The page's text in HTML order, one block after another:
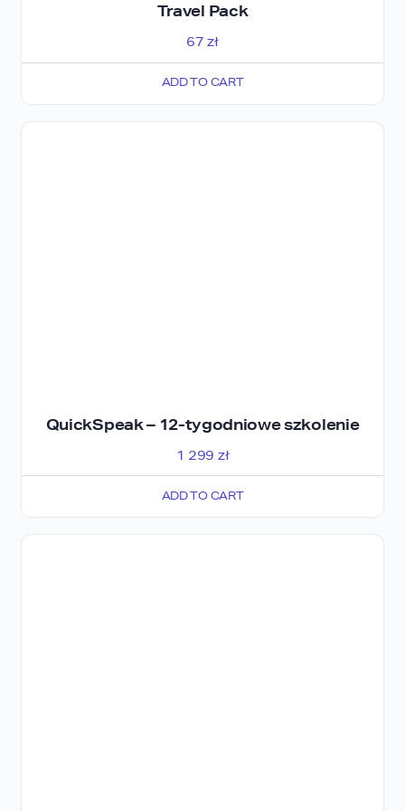
Travel Pack
67zł
ADD TO CART
QuickSpeak – 12-tygodniowe szkolenie
1 299 zł
ADD TO CART